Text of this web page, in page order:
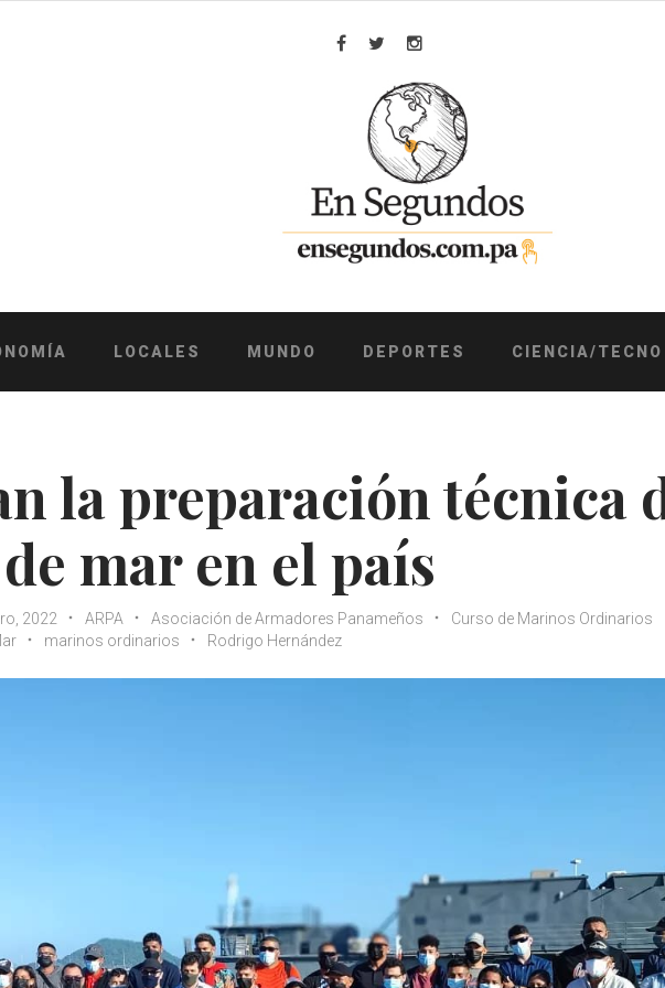
Facebook
TwitterInstagram
LOCALES MUNDO DEPORTES CIENCIA/TECNO
la preparación técnica
mar en el país
2022 ARPA Asociación de Armadores Panameños
Curso de Marinos Ordinarios
marinos ordinarios Rodrigo Hernández